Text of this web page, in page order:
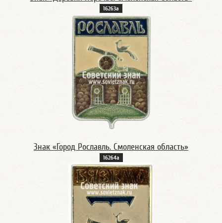
16263а
Знак «Город Рославль. Смоленская область»
16264а